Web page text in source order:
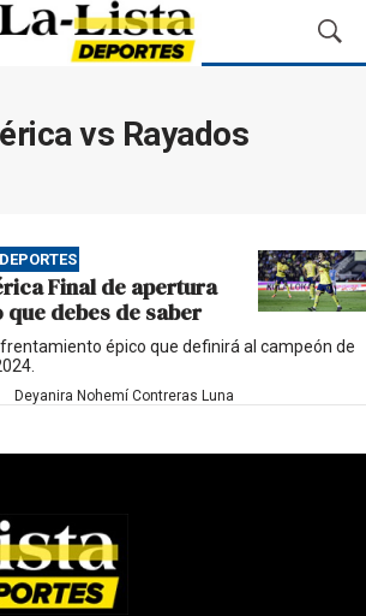
M
o
ú
s
q
u
e
vs Rayados
DEPORTES
Final de apertura
debes de saber
épico que definirá al campeón de
Deyanira Nohemí Contreras Luna